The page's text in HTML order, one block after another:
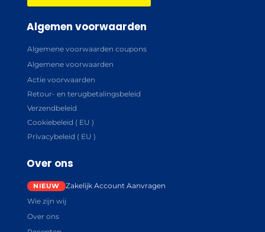
Algemen voorwaarden
Algemene voorwaarden coupons
Algemene voorwaarden
Actie voorwaarden
Retour- en terugbetalingsbeleid
Verzendbeleid
Cookiebeleid ( EU )
Privacybeleid ( EU )
Over ons
Zakelijk Account Aanvragen
Wie zijn wij
Over ons